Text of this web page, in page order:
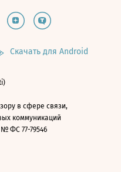
Скачать для Android
в сфере связи,
коммуникаций
ФС 77-79546